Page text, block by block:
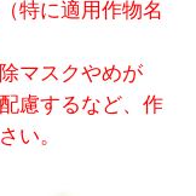
特に適用作物名
マスクやめが
慮するなど、作
い。